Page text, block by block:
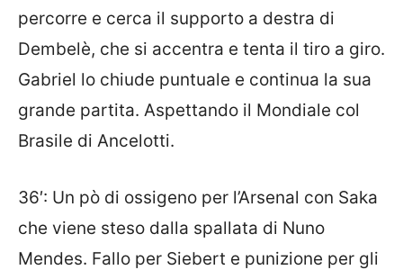
percorre e cerca il supporto a destra di
Dembelè, che si accentra e tenta il tiro a giro.
Gabriel lo chiude puntuale e continua la sua
grande partita. Aspettando il Mondiale col
Brasile di Ancelotti.
36′: Un pò di ossigeno per l’Arsenal con Saka
che viene steso dalla spallata di Nuno
Mendes. Fallo per Siebert e punizione per gli